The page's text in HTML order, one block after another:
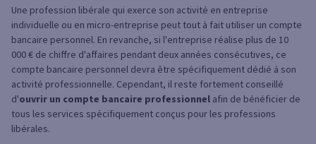
Une profession libérale qui exerce son activité en entreprise
individuelle ou en micro-entreprise peut tout à fait utiliser un compte
bancaire personnel. En revanche, si l'entreprise réalise plus de 10
000 € de chiffre d'affaires pendant deux années consécutives, ce
compte bancaire personnel devra être spécifiquement dédié à son
activité professionnelle. Cependant, il reste fortement conseillé
d'ouvrir un compte bancaire professionnel afin de bénéficier de
tous les services spécifiquement conçus pour les professions
libérales.